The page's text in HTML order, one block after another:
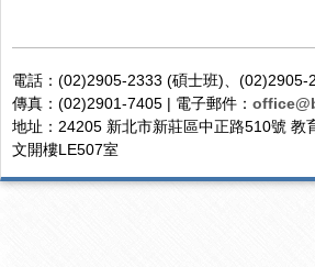
電話：(02)2905-2333 (碩士班)、(02)2905-
傳真：(02)2901-7405 | 電子郵件：
地址：24205 新北市新莊區中正路510號 教
文開樓LE507室